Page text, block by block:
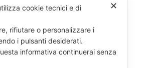
✕
cookie tecnici e di
rifiutare o personalizzare i
i pulsanti desiderati.
informativa continuerai senza